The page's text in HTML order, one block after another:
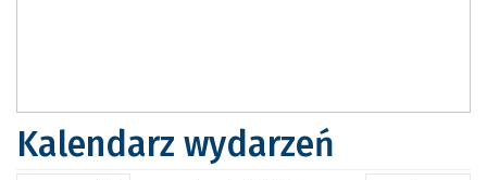
Kalendarz wydarzeń